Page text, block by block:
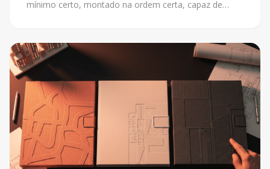
mínimo certo, montado na ordem certa, capaz de
agora.